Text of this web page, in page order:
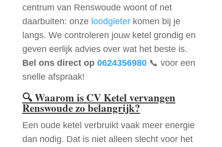
centrum van Renswoude woont of net
daarbuiten: onze loodgieterkomen bij je
langs. We controleren jouw ketel grondig en
geven eerlijk advies over wat het beste is.
Bel ons direct op 0624356980📞 voor een
snelle afspraak!
🔍Waarom is CV Ketel vervangen
Renswoude zo belangrijk?
Een oude ketel verbruikt vaak meer energie
dan nodig. Dat is niet alleen slecht voor het